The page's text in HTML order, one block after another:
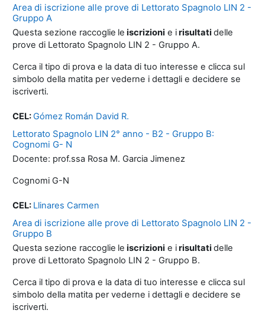
Area di iscrizione alle prove di Lettorato Spagnolo LIN 2 -
Gruppo A
Questa sezione raccoglie le iscrizioni e irisultati delle
prove di Lettorato Spagnolo LIN 2 - Gruppo A.
Cerca il tipo di prova e la data di tuo interesse e clicca sul
simbolo della matita per vederne i dettagli e decidere se
iscriverti.
CEL:Gómez Román David R.
Lettorato Spagnolo LIN 2° anno - B2 - Gruppo B:
Cognomi G- N
Docente: prof.ssa Rosa M. Garcia Jimenez
Cognomi G-N
CEL: Llinares Carmen
Area di iscrizione alle prove di Lettorato Spagnolo LIN 2 -
Gruppo B
Questa sezione raccoglie le iscrizioni e irisultati delle
prove di Lettorato Spagnolo LIN 2 - Gruppo B.
Cerca il tipo di prova e la data di tuo interesse e clicca sul
simbolo della matita per vederne i dettagli e decidere se
iscriverti.